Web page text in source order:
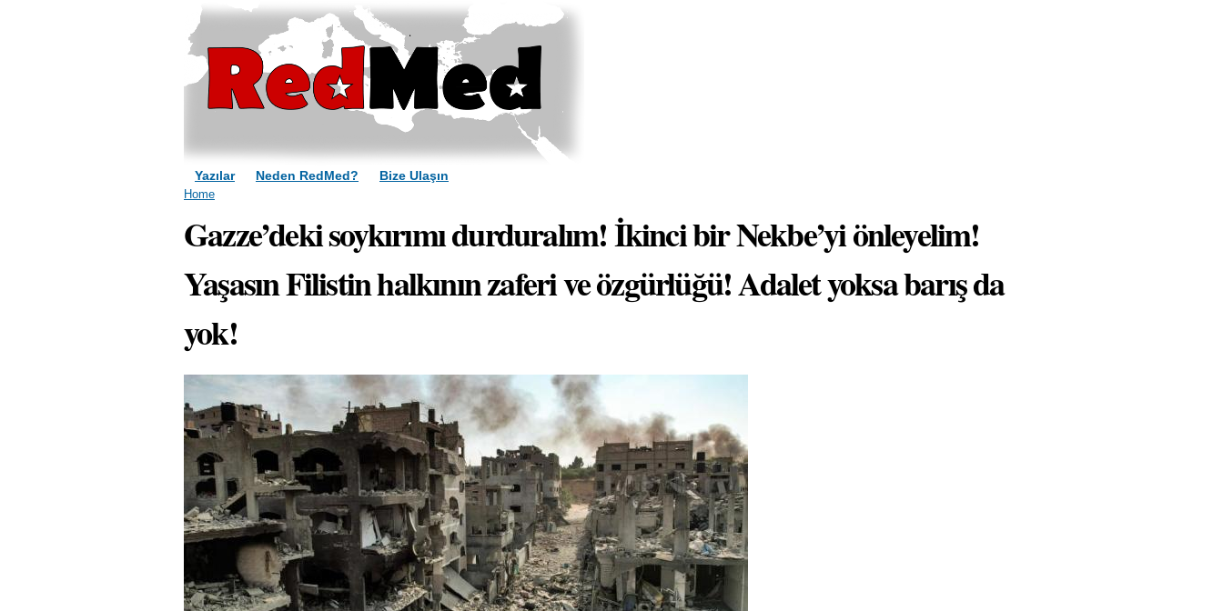
Skip to
Yazılar Neden RedMed? Bize Ulaşın
You are here
Home
Gazze’deki soykırımı durduralım! İkinci bir Nekbe’yi önleyelim!
Yaşasın Filistin halkının zaferi ve özgürlüğü! Adalet yoksa barış da
yok!